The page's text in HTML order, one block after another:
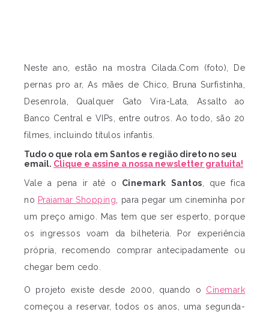
Neste ano, estão na mostra Cilada.Com (foto), De
pernas pro ar, As mães de Chico, Bruna Surfistinha,
Desenrola, Qualquer Gato Vira-Lata, Assalto ao
Banco Central e VIPs, entre outros. Ao todo, são 20
filmes, incluindo títulos infantis.
Tudo o que rola em Santos e região direto no seu
email. Clique e assine a nossa newsletter gratuita!
Vale a pena ir até o Cinemark Santos, que fica
no Praiamar Shopping, para pegar um cineminha por
um preço amigo. Mas tem que ser esperto, porque
os ingressos voam da bilheteria. Por experiência
própria, recomendo comprar antecipadamente ou
chegar bem cedo.
O projeto existe desde 2000, quando o Cinemark
começou a reservar, todos os anos, uma segunda-